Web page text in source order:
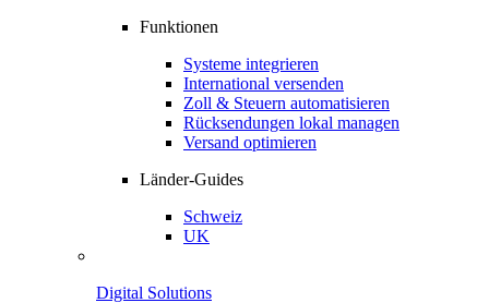
Funktionen
Systeme integrieren
International versenden
Zoll & Steuern automatisieren
Rücksendungen lokal managen
Versand optimieren
Länder-Guides
Schweiz
UK
Digital Solutions